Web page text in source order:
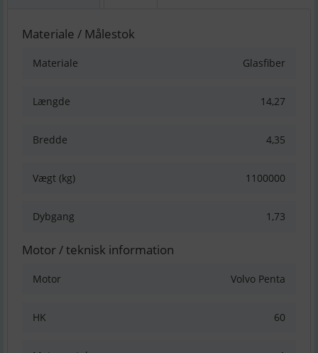
Materiale / Målestok
Materiale Glasfiber
Længde 14,27
Bredde 4,35
Vægt (kg) 1100000
Dybgang 1,73
Motor / teknisk information
Motor Volvo Penta
HK 60